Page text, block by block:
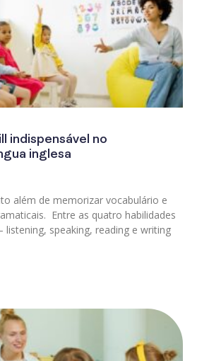
indispensável no
inglesa
além de memorizar vocabulário e
Entre as quatro habilidades
speaking, reading e writing